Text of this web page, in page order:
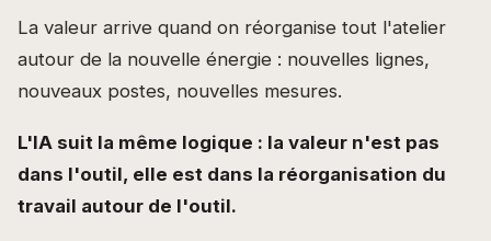
La valeur arrive quand on réorganise tout l'atelier
autour de la nouvelle énergie : nouvelles lignes,
nouveaux postes, nouvelles mesures.
L'IA suit la même logique : la valeur n'est pas
dans l'outil, elle est dans la réorganisation du
travail autour de l'outil.